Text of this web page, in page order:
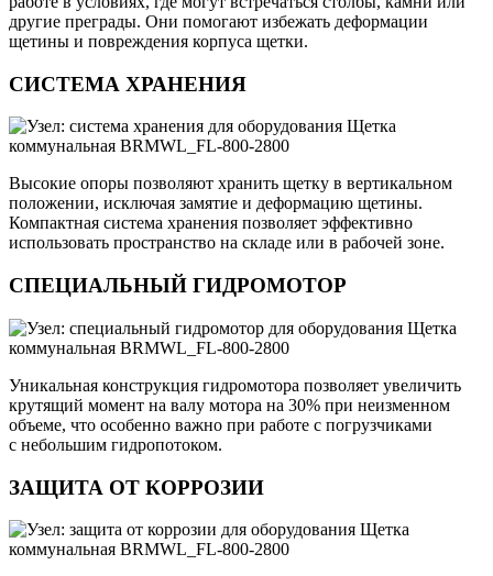
другие преграды. Они помогают избежать деформации
щетины и повреждения корпуса щетки.
СИСТЕМА ХРАНЕНИЯ
Высокие опоры позволяют хранить щетку в вертикальном
положении, исключая замятие и деформацию щетины.
Компактная система хранения позволяет эффективно
использовать пространство на складе или в рабочей зоне.
СПЕЦИАЛЬНЫЙ ГИДРОМОТОР
Уникальная конструкция гидромотора позволяет увеличить
крутящий момент на валу мотора на 30% при неизменном
объеме, что особенно важно при работе с погрузчиками
с небольшим гидропотоком.
ЗАЩИТА ОТ КОРРОЗИИ